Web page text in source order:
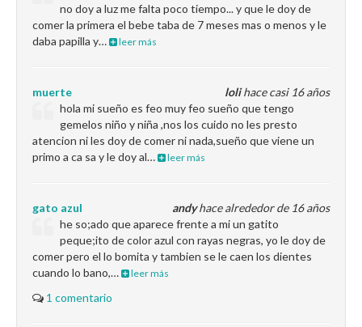
no doy a luz me falta poco tiempo... y que le doy de
comer la primera el bebe taba de 7 meses mas o menos y le
daba papilla y…
leer más
lolihace casi 16 años
muerte
hola mi sueño es feo muy feo sueño que tengo
gemelos niño y niña ,nos los cuido no les presto
atencion ni les doy de comer ni nada,sueño que viene un
primo a ca sa y le doy al…
leer más
andyhace alrededor de 16 años
gato azul
he so;ado que aparece frente a mi un gatito
peque;ito de color azul con rayas negras, yo le doy de
comer pero el lo bomita y tambien se le caen los dientes
cuando lo bano,…
leer más
1 comentario